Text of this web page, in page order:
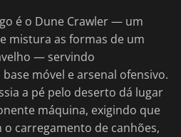
é o Dune Crawler — um
mistura as formas de um
— servindo
móvel e arsenal ofensivo.
a pé pelo deserto dá lugar
máquina, exigindo que
carregamento de canhões,